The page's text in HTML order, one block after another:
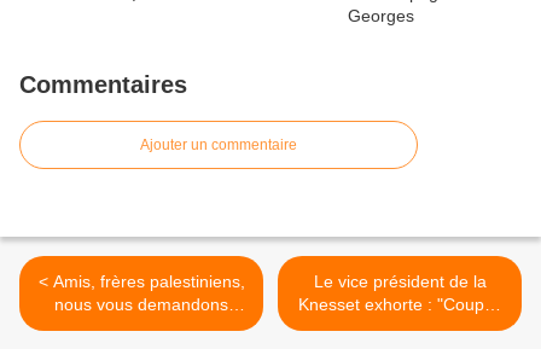
Commentaires
Ajouter un commentaire
< Amis, frères palestiniens,
nous vous demandons
pardon, par José Fort
Le vice président de la
Knesset exhorte : "Coupez
l’électricité aux malades de